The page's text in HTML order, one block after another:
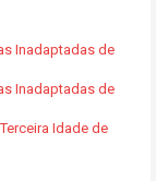
Inadaptadas de
Inadaptadas de
Idade de